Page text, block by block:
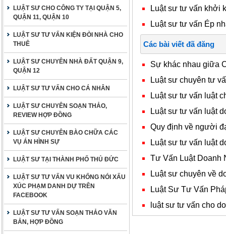
LUẬT SƯ CHO CÔNG TY TẠI QUẬN 5,
QUẬN 11, QUẬN 10
LUẬT SƯ TƯ VẤN KIỆN ĐÒI NHÀ CHO
THUÊ
LUẬT SƯ CHUYÊN NHÀ ĐẤT QUẬN 9,
QUẬN 12
LUẬT SƯ TƯ VẤN CHO CÁ NHÂN
LUẬT SƯ CHUYÊN SOẠN THẢO,
REVIEW HỢP ĐỒNG
LUẬT SƯ CHUYÊN BÀO CHỮA CÁC
VỤ ÁN HÌNH SỰ
LUẬT SƯ TẠI THÀNH PHỐ THỦ ĐỨC
LUẬT SƯ TƯ VẤN VU KHỐNG NÓI XẤU
XÚC PHẠM DANH DỰ TRÊN
FACEBOOK
LUẬT SƯ TƯ VẤN SOẠN THẢO VĂN
BẢN, HỢP ĐỒNG
Luật sư tư vấn khởi
Luật sư tư vấn Ép
Các bài viết đã đăng
Sự khác nhau giữa
Luật sư chuyên tư
Luật sư tư vấn luật
Luật sư tư vấn luật
Quy định về người
Luật sư tư vấn luật
Tư Vấn Luật Doanh
Luật sư chuyên về
Luật Sư Tư Vấn
luật sư tư vấn cho